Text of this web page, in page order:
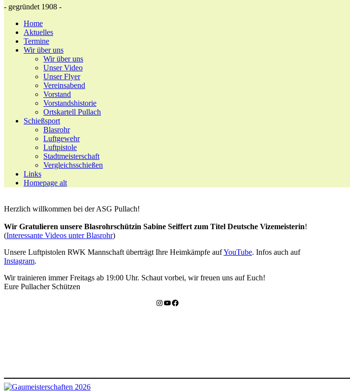
- gegründet 1908 -
Home
Aktuelles
Termine
Wir über uns
Wir über uns
Unser Video
Unser Flyer
Vereinsabend
Vorstand
Vorstandshistorie
Ortskartell Pullach
Schießsport
Blasrohr
Luftgewehr
Luftpistole
Stadtmeisterschaft
Vergleichsschießen
Links
Homepage alt
Herzlich willkommen bei der ASG Pullach!
Wir Gratulieren unsere Blasrohrschützin Sabine Seiffert zum Titel Deutsche Vizemeisterin!
(Interessante Videos unter Blasrohr)
Unsere Luftpistolen RWK Mannschaft überträgt Ihre Heimkämpfe aufYouTube. Infos auch auf
Instagram.
Wir trainieren immer Freitags ab 19:00 Uhr. Schaut vorbei, wir freuen uns auf Euch!
Eure Pullacher Schützen
Instagram YouTube Facebook